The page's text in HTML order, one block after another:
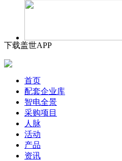
下载盖世APP
首页
配套企业库
智电全景
采购项目
人脉
活动
产品
资讯